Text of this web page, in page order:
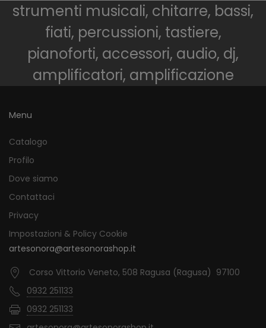
strumenti musicali, chitarre, bassi,
fiati, percussioni, tastiere,
pianoforti, accessori, audio, dj,
amplificatori, amplificazione
Menu
Catalogo
Profilo
Dove siamo
Contattaci
Privacy
Impostazioni & Policy Cookie
artesonora@artesonorashop.it
Corso Vittorio Veneto, 508 Ragusa (Ragusa) 97100
0932 251133
0932 251133